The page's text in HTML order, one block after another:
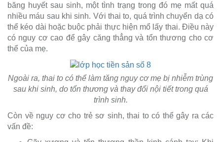
băng huyết sau sinh, một tình trạng trong đó mẹ mất quá
nhiều máu sau khi sinh. Với thai to, quá trình chuyển dạ có
thể kéo dài hoặc buộc phải thực hiện mổ lấy thai. Điều này
có nguy cơ cao để gây căng thẳng và tổn thương cho cơ
thể của mẹ.
Ngoài ra, thai to có thể làm tăng nguy cơ mẹ bị nhiễm trùng
sau khi sinh, do tổn thương và thay đổi nội tiết trong quá
trình sinh.
Còn về nguy cơ cho trẻ sơ sinh, thai to có thể gây ra các
vấn đề: